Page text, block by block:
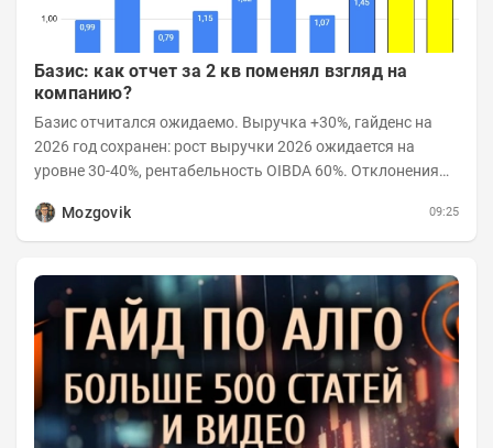
Базис: как отчет за 2 кв поменял взгляд на
компанию?
Базис отчитался ожидаемо. Выручка +30%, гайденс на
2026 год сохранен: рост выручки 2026 ожидается на
уровне 30-40%, рентабельность OIBDA 60%. Отклонения
Mozgovik
09:25